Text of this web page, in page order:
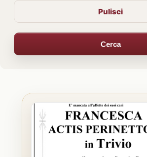
Pulisci
Cerca